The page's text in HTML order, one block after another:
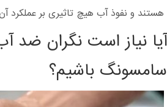
هستند و نفوذ آب هیچ تاثیری بر عملکرد
سامسونگ باشیم؟